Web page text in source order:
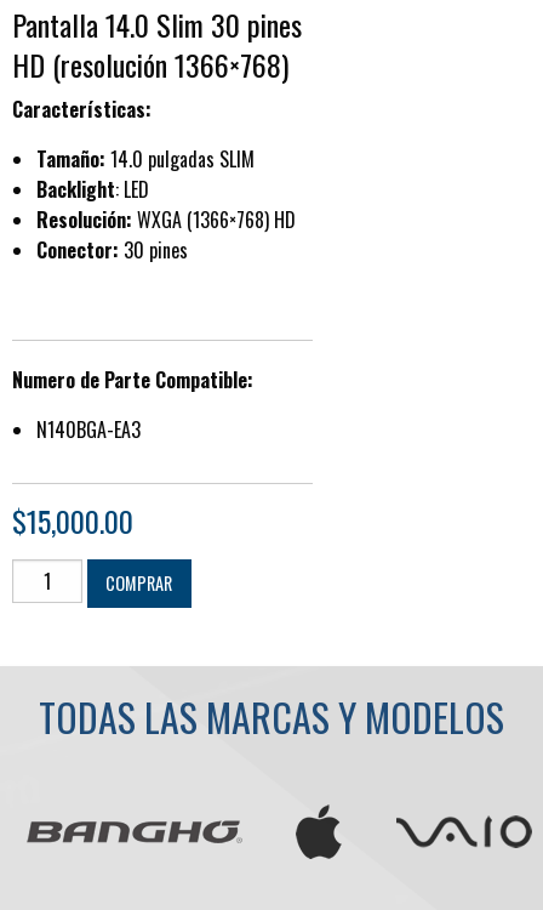
Pantalla 14.0 Slim 30 pines
HD (resolución 1366×768)
Características:
Tamaño: 14.0 pulgadas SLIM
Backlight: LED
Resolución: WXGA (1366×768) HD
Conector: 30 pines
Numero de Parte Compatible:
N140BGA-EA3
$15,000.00
Pantalla
14.0
30
cantidad
COMPRAR
TODAS LAS MARCAS Y MODELOS